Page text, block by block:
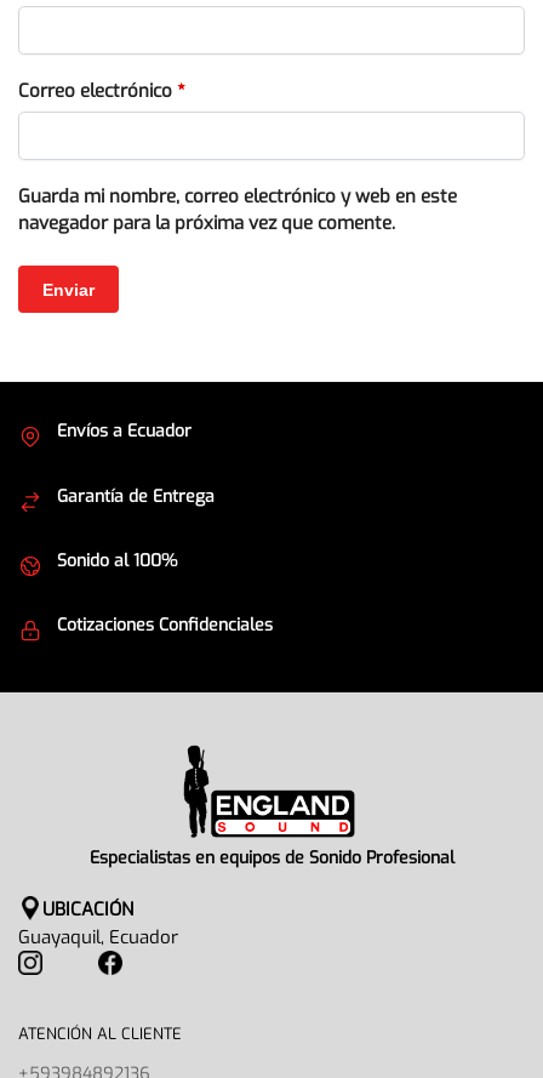
Correo electrónico *
Guarda mi nombre, correo electrónico y web en este
navegador para la próxima vez que comente.
Envíos a Ecuador
Garantía de Entrega
Sonido al 100%
Cotizaciones Confidenciales
Especialistas en equipos de Sonido Profesional
UBICACIÓN
Guayaquil, Ecuador
ATENCIÓN AL CLIENTE